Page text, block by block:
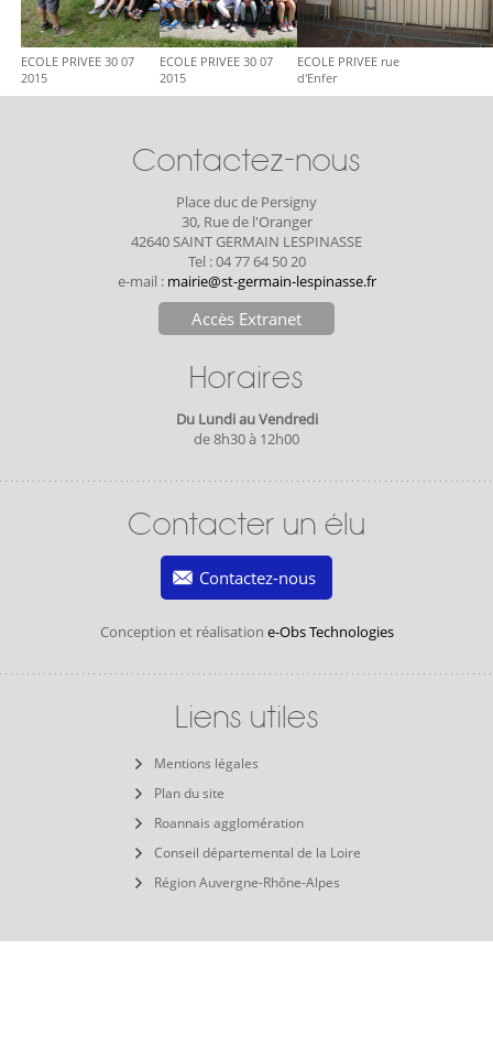
ECOLE PRIVEE 30 07
2015
ECOLE PRIVEE 30 07
2015
ECOLE PRIVEE rue
d'Enfer
Contactez-nous
Place duc de Persigny
30, Rue de l'Oranger
42640 SAINT GERMAIN LESPINASSE
Tel : 04 77 64 50 20
e-mail : mairie@st-germain-lespinasse.fr
Accès Extranet
Horaires
Du Lundi au Vendredi
de 8h30 à 12h00
Contacter un élu
Contactez-nous
Conception et réalisation e-Obs Technologies
Liens utiles
Mentions légales
Plan du site
Roannais agglomération
Conseil départemental de la Loire
Région Auvergne-Rhône-Alpes